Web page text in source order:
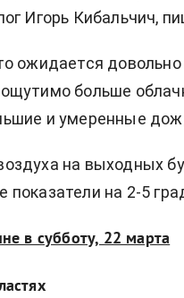
Игорь Кибальчич,
ожидается
больше
и умеренные
на выходных
показатели на 2-5
в субботу, 22 марта